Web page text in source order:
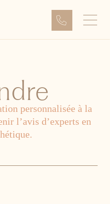
personnalisée à la
l’avis d’experts en